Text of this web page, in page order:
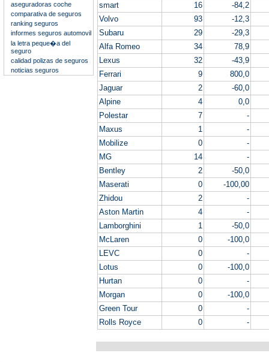
aseguradoras coche
comparativa de seguros
ranking seguros
informes seguros automovil
la letra peque�a del
seguro
calidad polizas de seguros
noticias seguros
smart
16
-84,2
Volvo
93
-12,3
Subaru
29
-29,3
Alfa Romeo
34
78,9
Lexus
32
-43,9
Ferrari
9
800,0
Jaguar
2
-60,0
Alpine
4
0,0
Polestar
7
-
Maxus
1
-
Mobilize
0
-
MG
14
-
Bentley
2
-50,0
Maserati
0
-100,00
Zhidou
2
-
Aston Martin
4
-
Lamborghini
1
-50,0
McLaren
0
-100,0
LEVC
0
-
Lotus
0
-100,0
Hurtan
0
-
Morgan
0
-100,0
Green Tour
0
-
Rolls Royce
0 -